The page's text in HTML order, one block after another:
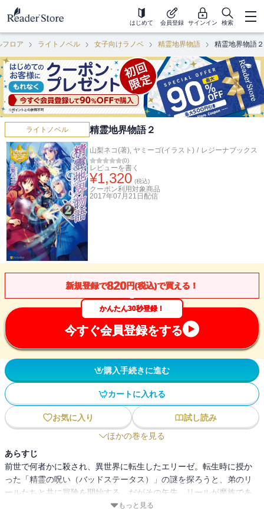
はじめて 会員登録 サインイン 検索
フロア ライトノベル 女子向けラノベ 精霊地界物語 精霊地界物語２
ライトノベル 精霊地界物語２
山梨ネコ(著), ヤミーゴ(イラスト) / レジーナブックス
(0)
レビューを書く
¥1,320 (税込)
クーポン利用対象商品
2017年07月21日 配信
新規登録で820円(税込)で買える！
かんたん30秒登録！
今すぐ会員登録をする
購入手続きに進む
カートに入れる
お気に入り
試し読み
ほかの巻を見る
あらすじ
前世で何者かに殺され、異世界に転生したエリーゼ。転生時に授か
った「精霊の呪い（バッドステータス）」の謎を探ろうと、弟のリ
ールたちと共に冒険を開始する。だがその矢先、リールが魔族であ
る疑いが浮上し、魔族を敵視する精霊神教会に目をつけられてしま
もっと見る